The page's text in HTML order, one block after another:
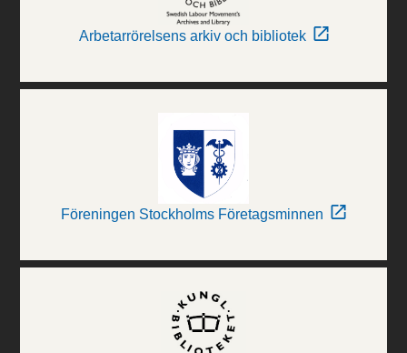
Arbetarrörelsens arkiv och bibliotek
Föreningen Stockholms Företagsminnen